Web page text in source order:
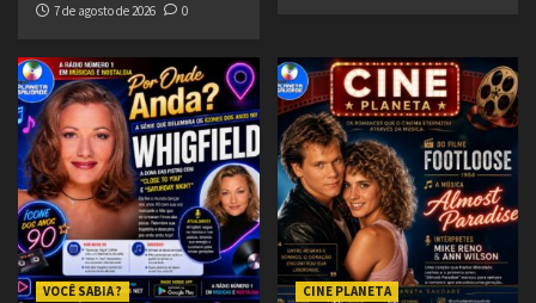
7 de agosto de 2026
0
VOCÊ SABIA ? CINE PLANETA